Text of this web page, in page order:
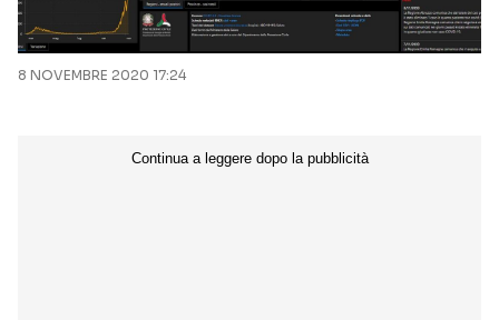
8 NOVEMBRE 2020 17:24